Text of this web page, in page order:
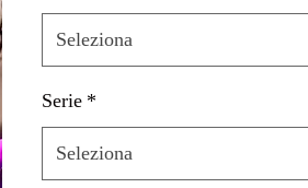
Seleziona
Serie *
Seleziona